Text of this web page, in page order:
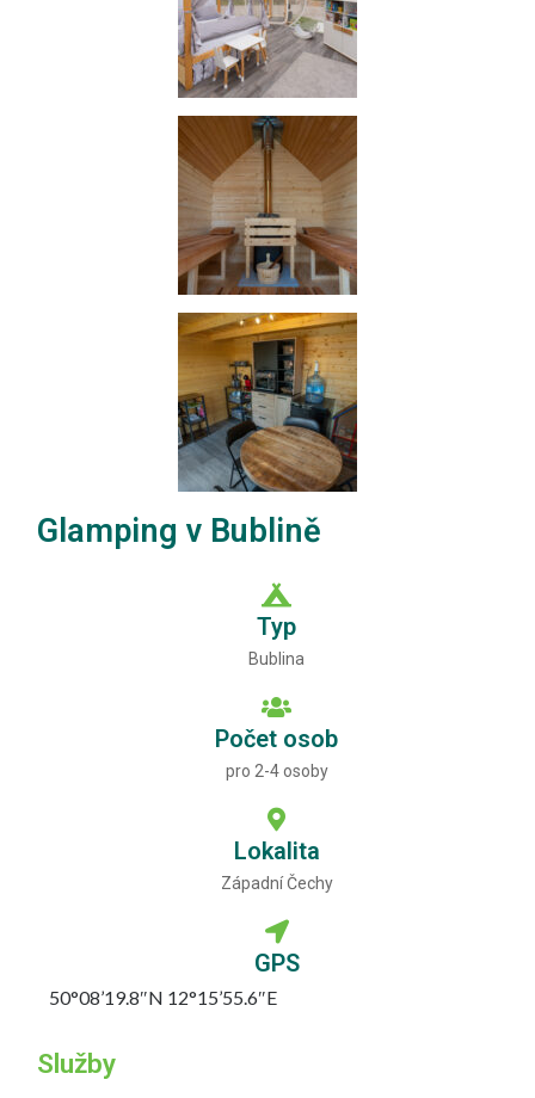
Glamping v Bublině
Typ
Bublina
Počet osob
pro 2-4 osoby
Lokalita
Západní Čechy
GPS
50°08’19.8″N 12°15’55.6″E
Služby